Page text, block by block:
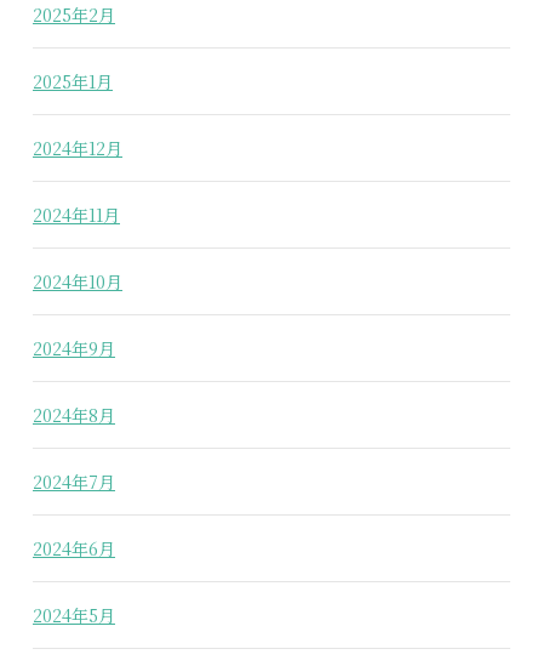
2025年2月
2025年1月
2024年12月
2024年11月
2024年10月
2024年9月
2024年8月
2024年7月
2024年6月
2024年5月